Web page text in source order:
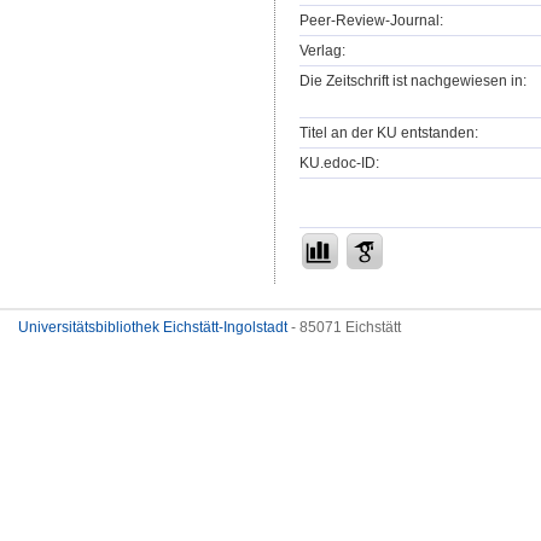
Peer-Review-Journal:
Verlag:
Die Zeitschrift ist nachgewiesen in:
Titel an der KU entstanden:
KU.edoc-ID:
Universitätsbibliothek Eichstätt-Ingolstadt- 85071 Eichstätt